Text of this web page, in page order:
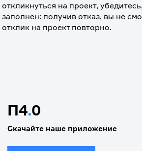
откликнуться на проект,
заполнен: получив отказ, вы не
отклик на проект повторно.
П4.0
Скачайте наше приложение